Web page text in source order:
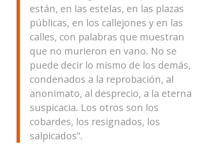
están, en las estelas, en las plazas
públicas, en los callejones y en las
calles, con palabras que muestran
que no murieron en vano. No se
puede decir lo mismo de los demás,
condenados a la reprobación, al
anonimato, al desprecio, a la eterna
suspicacia. Los otros son los
cobardes, los resignados, los
salpicados”.